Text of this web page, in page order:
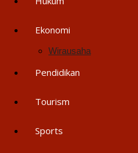
Ekonomi
Wirausaha
Pendidikan
Tourism
Sports